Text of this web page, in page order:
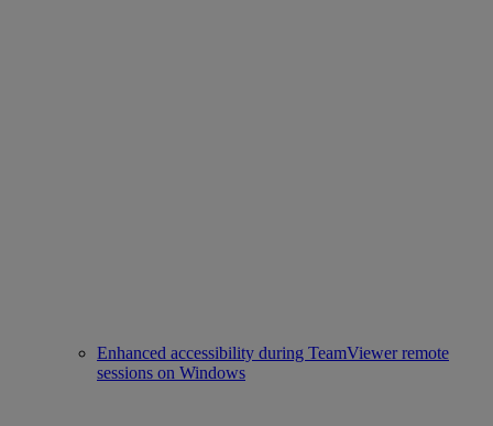
Enhanced accessibility during TeamViewer remote
sessions on Windows